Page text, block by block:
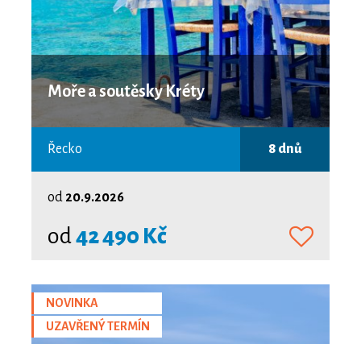
Moře a soutěsky Kréty
Řecko 8 dnů
od 20.9.2026
od42 490 Kč
NOVINKA
UZAVŘENÝ TERMÍN